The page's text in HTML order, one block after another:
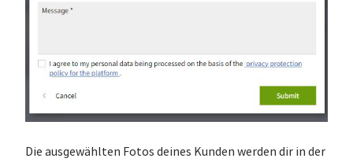
Die ausgewählten Fotos deines Kunden werden dir in der